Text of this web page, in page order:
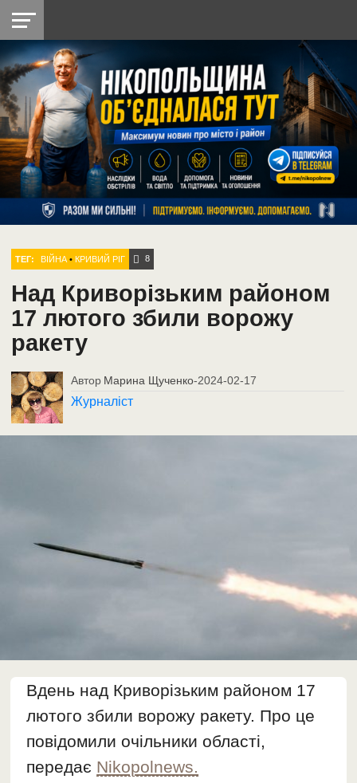
НІКОПОЛЬ
РАЙОН
СІЧЕСЛАВСЬКА
УКРАЇНА
РЕТРО
НІКОПОЛЬ
ЛАЙТ
УКРАЇНА
ДОПОМОГА
РАДІО
ТЕГ: ВІЙНА •КРИВИЙ РІГ 8
Над Криворізьким районом
17 лютого збили ворожу
ракету
Автор Марина Щученко-2024-02-17
Журналіст
Вдень над Криворізьким районом 17
лютого збили ворожу ракету. Про це
повідомили очільники області,
передає Nikopolnews.